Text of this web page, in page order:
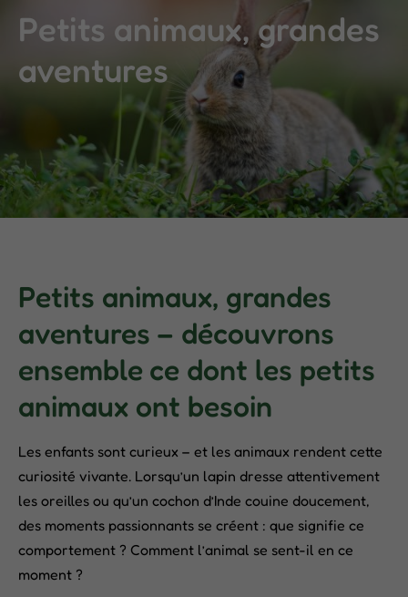
Petits animaux, grandes
aventures
Petits animaux, grandes
aventures – découvrons
ensemble ce dont les petits
animaux ont besoin
Les enfants sont curieux – et les animaux rendent cette
curiosité vivante. Lorsqu’un lapin dresse attentivement
les oreilles ou qu’un cochon d’Inde couine doucement,
des moments passionnants se créent : que signifie ce
comportement ? Comment l’animal se sent-il en ce
moment ?